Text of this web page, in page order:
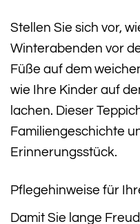
Stellen Sie sich vor,
Winterabenden vor
Füße auf dem
wie Ihre Kinder auf
lachen. Dieser
Familiengeschichte
Erinnerungsstück.
Pflegehinweise für
Damit Sie lange